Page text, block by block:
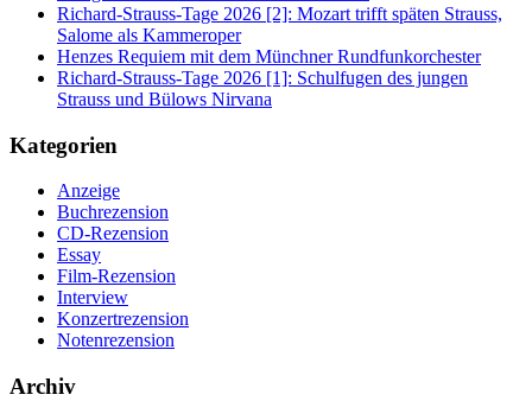
Richard-Strauss-Tage 2026 [2]: Mozart trifft späten Strauss,
Salome als Kammeroper
Henzes Requiem mit dem Münchner Rundfunkorchester
Richard-Strauss-Tage 2026 [1]: Schulfugen des jungen
Strauss und Bülows Nirvana
Kategorien
Anzeige
Buchrezension
CD-Rezension
Essay
Film-Rezension
Interview
Konzertrezension
Notenrezension
Archiv